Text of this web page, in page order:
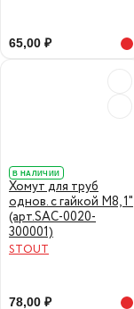
65,00 ₽
В НАЛИЧИИ
Хомут для труб
однов. с гайкой М8, 1"
(арт.SAC-0020-
300001)
STOUT
78,00 ₽